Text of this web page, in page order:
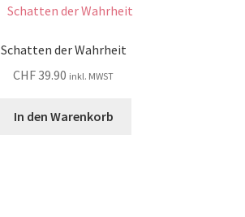
Schatten der Wahrheit
CHF39.90 inkl. MWST
In den Warenkorb